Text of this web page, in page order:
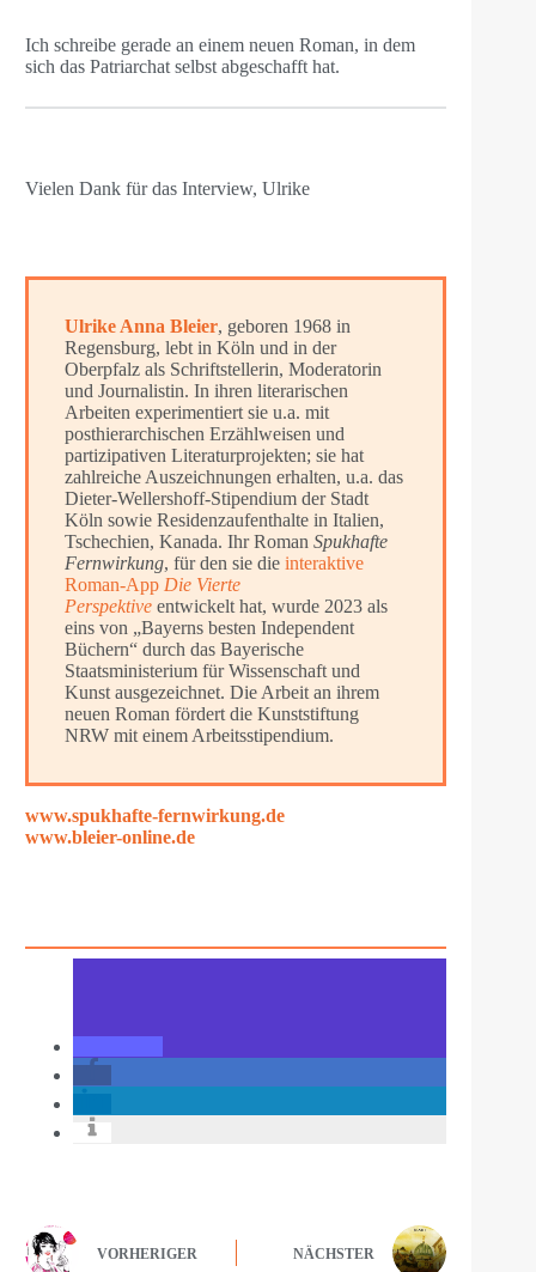
Ich schreibe gerade an einem neuen Roman, in dem
sich das Patriarchat selbst abgeschafft hat.
Vielen Dank für das Interview, Ulrike
Ulrike Anna Bleier, geboren 1968 in
Regensburg, lebt in Köln und in der
Oberpfalz als Schriftstellerin, Moderatorin
und Journalistin. In ihren literarischen
Arbeiten experimentiert sie u.a. mit
posthierar­chi­schen Erzählweisen und
partizipativen Literaturprojekten; sie hat
zahlreiche Auszeichnungen erhalten, u.a. das
Dieter-Wellershoff-Stipendium der Stadt
Köln sowie Residenzaufenthalte in Italien,
Tschechien, Kanada. Ihr Roman Spukhafte
Fernwirkung, für den sie die interaktive
Roman-App Die Vierte
Perspektive entwickelt hat, wurde 2023 als
eins von „Bayerns besten Independent
Büchern“ durch das Bayerische
Staatsministerium für Wissenschaft und
Kunst ausgezeichnet. Die Arbeit an ihrem
neuen Roman fördert die Kunststiftung
NRW mit einem Arbeitsstipendium.
www.spukhafte-fernwirkung.de
www.bleier-online.de
VORHERIGER NÄCHSTER